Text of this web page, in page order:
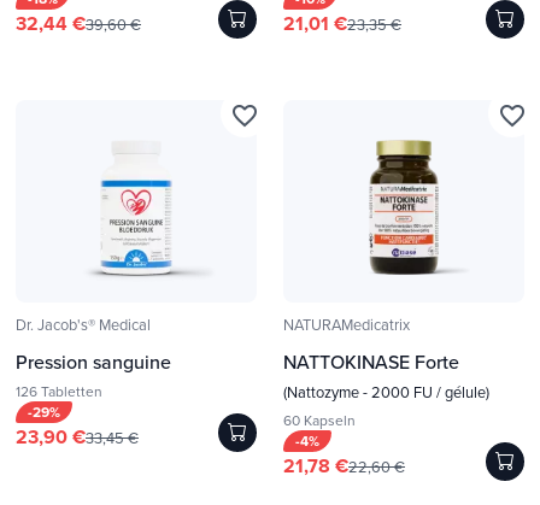
32,44 €39,60 € 21,01 €23,35 €
Dr. Jacob's® Medical
Pression sanguine
126 Tabletten
-29%
23,90 €33,45 €
favorite_border
NATURAMedicatrix
NATTOKINASE Forte
(Nattozyme - 2000 FU / gélule)
60 Kapseln
-4%
21,78 €22,60 €
favorite_border